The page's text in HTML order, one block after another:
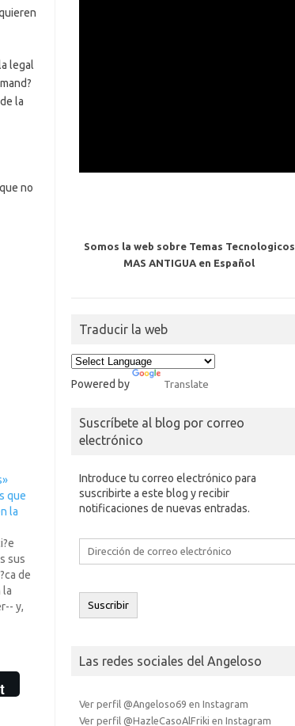
legal
la
no
que
la
sus
de
la
y,
Somos la web sobre Temas Tecnologicos
MAS ANTIGUA en Español
Traducir la web
Powered by Translate
Suscríbete al blog por correo
electrónico
Introduce tu correo electrónico para
suscribirte a este blog y recibir
notificaciones de nuevas entradas.
Dirección
electrónico
Suscribir
Las redes sociales del Angeloso
Ver perfil @Angeloso69 en Instagram
Ver perfil @HazleCasoAlFriki en Instagram